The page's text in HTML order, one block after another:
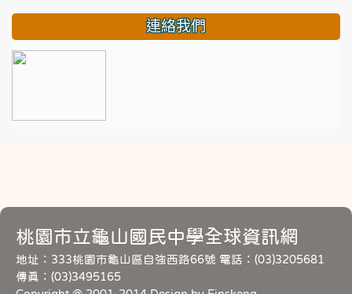
連絡我們
桃園市立龜山國民中學全球資訊網
地址：333桃園市龜山區自強西路66號 電話：(03)3205681
傳真：(03)3495165